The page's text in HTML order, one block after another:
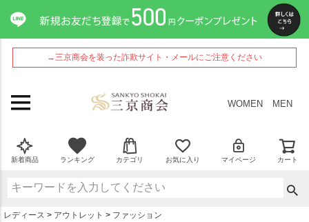
→三京商会を装った詐欺サイト・メールにご注意ください
WOMEN MEN
新着商品 ランキング カテゴリ お気に入り マイページ カート
レディース アウトレット ファッション
ペー
ジト
ップ
へ